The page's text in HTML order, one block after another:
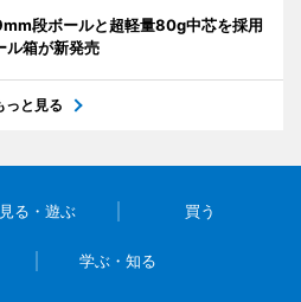
段ボールと超軽量80g中芯を採用
ル箱が新発売
っと見る
見る・遊ぶ 買う
学ぶ・知る